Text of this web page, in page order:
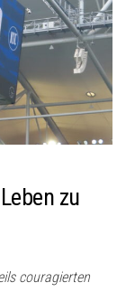
zu
couragierten